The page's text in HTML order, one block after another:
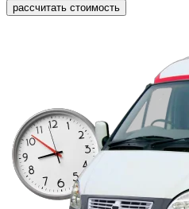
рассчитать стоимость